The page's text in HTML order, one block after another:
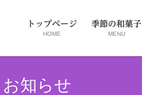
トップページ
HOME
季節の和菓子
MENU
お知らせ